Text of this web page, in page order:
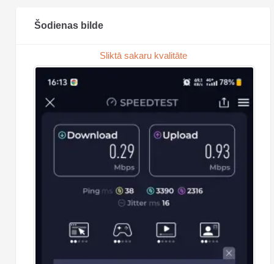
Šodienas bilde
Sliktā sakaru kvalitāte